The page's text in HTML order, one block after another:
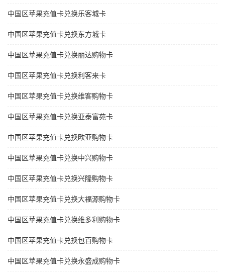
中国区苹果充值卡兑换乐客城卡
中国区苹果充值卡兑换东方城卡
中国区苹果充值卡兑换丽达购物卡
中国区苹果充值卡兑换利客来卡
中国区苹果充值卡兑换维客购物卡
中国区苹果充值卡兑换亚泰富苑卡
中国区苹果充值卡兑换欧亚购物卡
中国区苹果充值卡兑换中兴购物卡
中国区苹果充值卡兑换兴隆购物卡
中国区苹果充值卡兑换大福源购物卡
中国区苹果充值卡兑换维多利购物卡
中国区苹果充值卡兑换包百购物卡
中国区苹果充值卡兑换永盛成购物卡